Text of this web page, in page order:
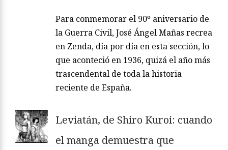
Para conmemorar el 90º aniversario de
la Guerra Civil, José Ángel Mañas recrea
en Zenda, día por día en esta sección, lo
que aconteció en 1936, quizá el año más
trascendental de toda la historia
reciente de España.
Leviatán, de Shiro Kuroi: cuando
el manga demuestra que